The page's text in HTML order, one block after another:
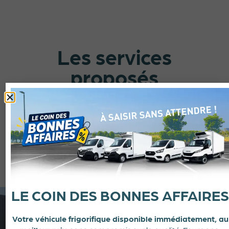
Les services
proposés
par Froid Services
Vitrolles
Retrouvez tous les services proposés par votre
agenceFroid & Services Vitrolles.
LE COIN DES BONNES AFFAIRES
Votre véhicule frigorifique disponible immédiatement, au